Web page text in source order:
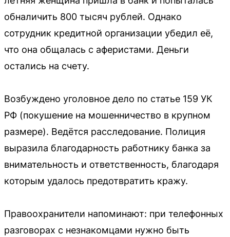
обналичить 800 тысяч рублей. Однако
сотрудник кредитной организации убедил её,
что она общалась с аферистами. Деньги
остались на счету.
Возбуждено уголовное дело по статье 159 УК
РФ (покушение на мошенничество в крупном
размере). Ведётся расследование. Полиция
выразила благодарность работнику банка за
внимательность и ответственность, благодаря
которым удалось предотвратить кражу.
Правоохранители напоминают: при телефонных
разговорах с незнакомцами нужно быть